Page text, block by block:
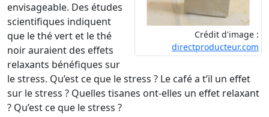
Crédit d'image :
directproducteur.com
envisageable. Des études
scientifiques indiquent
que le thé vert et le thé
noir auraient des effets
relaxants bénéfiques sur
le stress. Qu’est ce que le stress ? Le café a t’il un effet
sur le stress ? Quelles tisanes ont-elles un effet relaxant
? Qu’est ce que le stress ?